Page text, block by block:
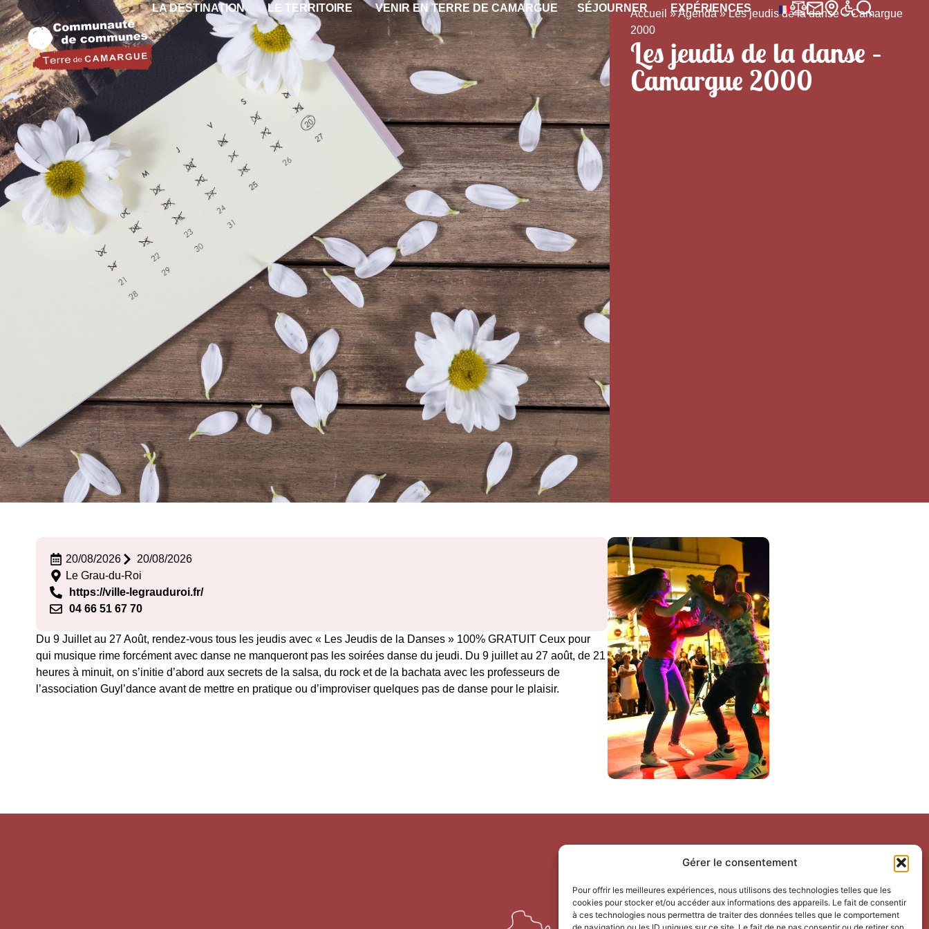
Gérer le consentement
Pour offrir les meilleures expériences, nous utilisons des technologies telles que les
cookies pour stocker et/ou accéder aux informations des appareils. Le fait de consentir
à ces technologies nous permettra de traiter des données telles que le comportement
LA DESTINATION LE TERRITOIRE VENIR EN TERRE DE CAMARGUE SÉJOURNER EXPÉRIENCES
Accueil »Agenda»Les jeudis de la danse – Camargue
2000
Les jeudis de la danse –
Camargue 2000
20/08/2026
20/08/2026
Le Grau-du-Roi
https://ville-legrauduroi.fr/
04 66 51 67 70
Du 9 Juillet au 27 Août, rendez-vous tous les jeudis avec « Les Jeudis de la Danses » 100% GRATUIT Ceux pour
qui musique rime forcément avec danse ne manqueront pas les soirées danse du jeudi. Du 9 juillet au 27 août, de 21
heures à minuit, on s’initie d’abord aux secrets de la salsa, du rock et de la bachata avec les professeurs de
l’association Guyl’dance avant de mettre en pratique ou d’improviser quelques pas de danse pour le plaisir.
Horaires d’ouverture
du 9 février au 6 mars 2026
du 7 au 30 avril 2026